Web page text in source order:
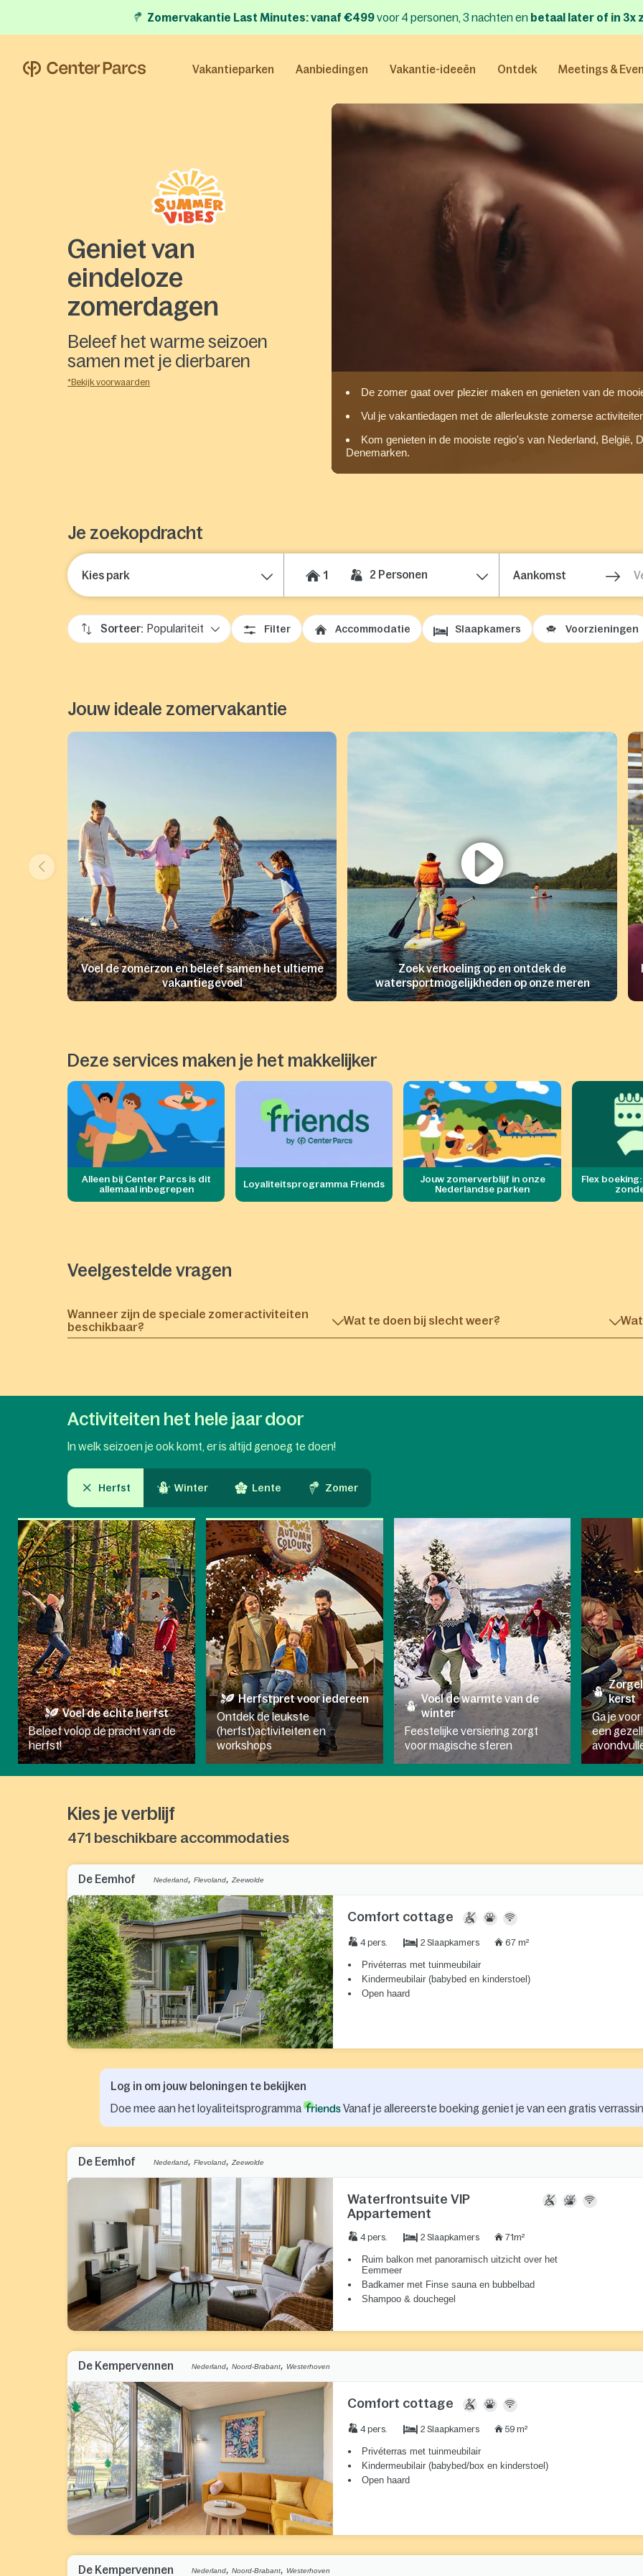
Zomervakantie Last Minutes:vanaf €499voor 4 personen, 3 nachtenen betaal later of in 3x
Vakantieparken Aanbiedingen Vakantie-ideeën Ontdek Meetings &
Geniet van
eindeloze
zomerdagen
Beleef het warme seizoen
samen met je dierbaren
*Bekijk voorwaarden
De zomer gaat over plezier maken en genieten van de
Vul je vakantiedagen met de allerleukste zomerse
Kom genieten in de mooiste regio's van Nederland, België,
Denemarken.
Je zoekopdracht
Kies park 1 2 Personen
Sorteer: Populariteit Filter Accommodatie Slaapkamers Voorzieningen
Jouw ideale zomervakantie
Voel de zomerzon en beleef samen het ultieme
vakantiegevoel
Zoek verkoeling op en ontdek de
watersportmogelijkheden op onze meren
Deze services maken je het makkelijker
Alleen bij Center Parcs is dit
allemaal inbegrepen
Loyaliteitsprogramma Friends
Jouw zomerverblijf in onze
Nederlandse parken​
Flex
Veelgestelde vragen
Wanneer zijn de speciale zomeractiviteiten
beschikbaar?
Wat te doen bij slecht weer?
Activiteiten het hele jaar door
In welk seizoen je ook komt, er is altijd genoeg te doen!
Herfst Winter Lente Zomer
Voel de echte herfst
Beleef volop de pracht van de
herfst!​
Herfstpret voor iedereen
Ontdek de leukste
(herfst)activiteiten en
workshops
Voel de warmte van de
winter
Feestelijke versiering zorgt
voor magische sferen
kerst
Ga je
een
Kies je verblijf
471 beschikbare accommodaties
De Eemhof Nederland,Flevoland,Zeewolde
Comfort cottage
4 pers. 2 Slaapkamers 67 m²
Privéterras met tuinmeubilair
Kindermeubilair (babybed en kinderstoel)
Open haard
Log in om jouw beloningen te bekijken
Doe mee aan het loyaliteitsprogramma
Vanaf je allereerste boeking geniet je van een gratis
De Eemhof Nederland,Flevoland,Zeewolde
Waterfrontsuite VIP
Appartement
4 pers. 2 Slaapkamers 71m²
Ruim balkon met panoramisch uitzicht over het
Eemmeer
Badkamer met Finse sauna en bubbelbad
Shampoo & douchegel
De Kempervennen Nederland,Noord-Brabant, Westerhoven
Comfort cottage
4 pers. 2 Slaapkamers 59 m²
Privéterras met tuinmeubilair
Kindermeubilair (babybed/box en kinderstoel)
Open haard
De Kempervennen Nederland,Noord-Brabant, Westerhoven